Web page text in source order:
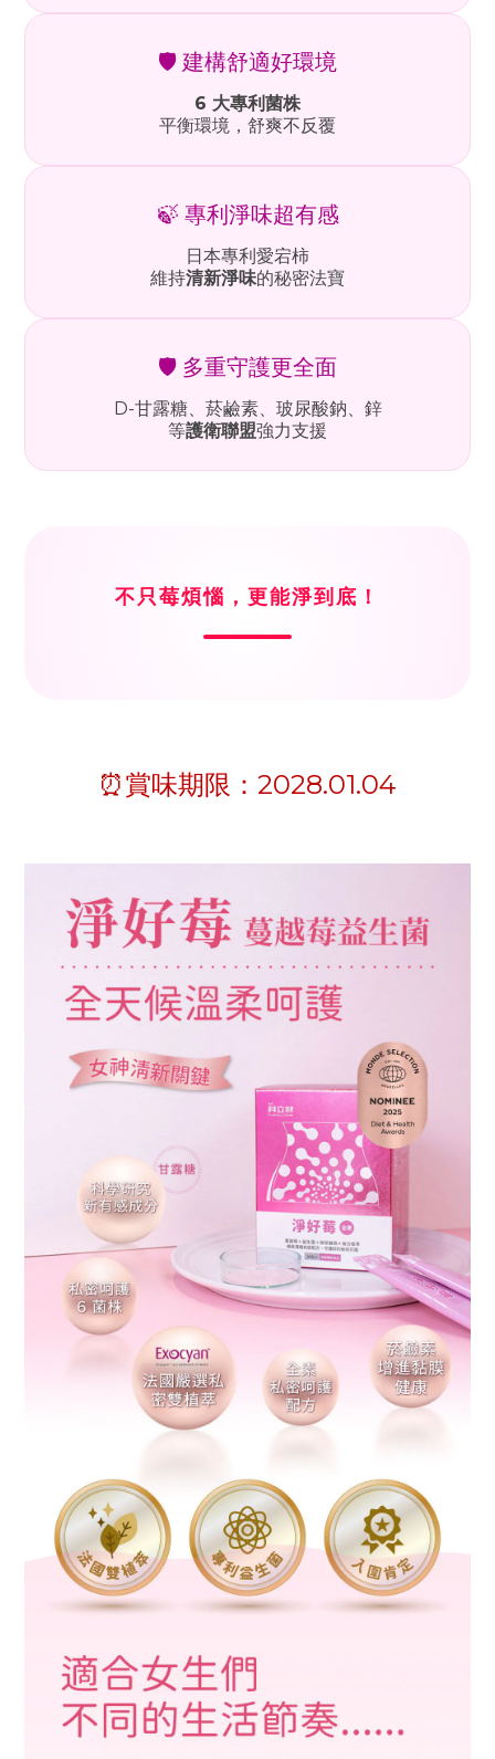
🛡️ 建構舒適好環境
6 大專利菌株
平衡環境，舒爽不反覆
🍃 專利淨味超有感
日本專利愛宕柿
維持清新淨味的秘密法寶
🛡️ 多重守護更全面
D-甘露糖、菸鹼素、玻尿酸鈉、鋅
等護衛聯盟強力支援
不只莓煩惱，更能淨到底！
⏰賞味期限：2028.01.04